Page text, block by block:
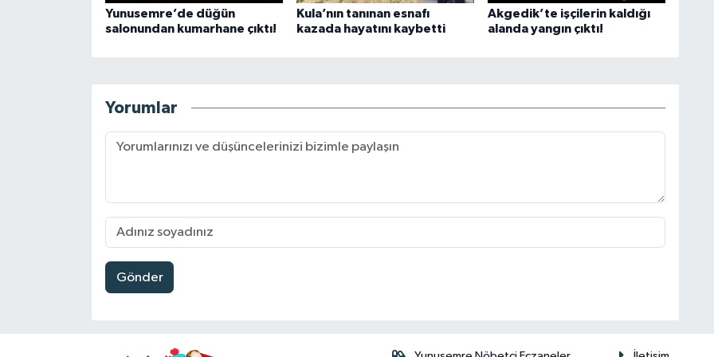
Yunusemre’de düğün
salonundan kumarhane çıktı!
Kula’nın tanınan esnafı
kazada hayatını kaybetti
Akgedik’te işçilerin kaldığı
alanda yangın çıktı!
Yorumlar
Gönder